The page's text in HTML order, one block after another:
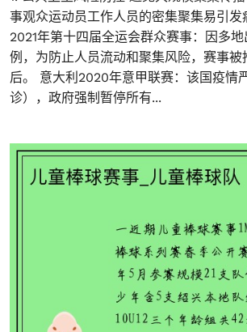
事观众运动员工作人员的密集聚集易引发
2021年第十四届全运会群众赛事：因多
例，为防止人员流动和聚集风险，赛事被
后。 意大利2020年意甲联赛：该国疫情
诊），政府强制暂停所有...